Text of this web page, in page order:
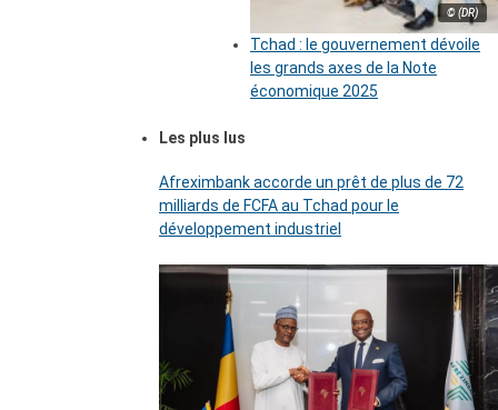
© (DR)
Tchad : le gouvernement dévoile
les grands axes de la Note
économique 2025
Les plus lus
Afreximbank accorde un prêt de plus de 72
milliards de FCFA au Tchad pour le
développement industriel